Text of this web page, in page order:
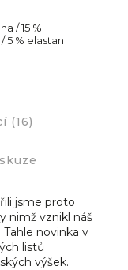
/ 15 %
5 % elastan
(16)
jsme proto
nimž vznikl náš
novinka v
listů
výšek.